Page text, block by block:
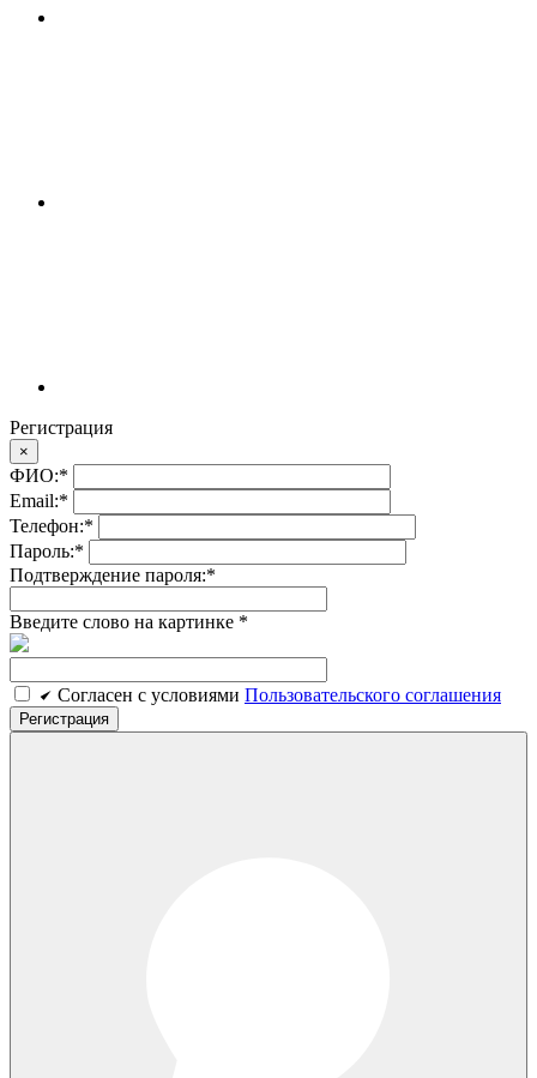
Регистрация
×
ФИО:*
Email:*
Телефон:*
Пароль:*
Подтверждение пароля:*
Введите слово на картинке *
Cогласен c условиями Пользовательского соглашения